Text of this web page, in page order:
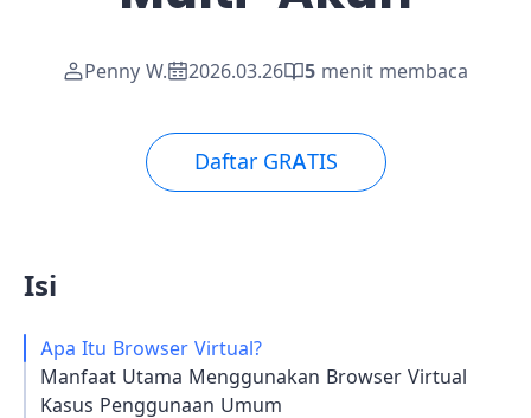
Penny W. 2026.03.26 5 menit membaca
Daftar GRATIS
Isi
Apa Itu Browser Virtual?
Manfaat Utama Menggunakan Browser Virtual
Kasus Penggunaan Umum